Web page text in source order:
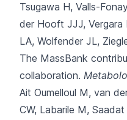
Tsugawa H, Valls-
der Hooft JJJ, Vergara
LA, Wolfender JL,
The MassBank
collaboration.
Ait Oumelloul M, van
CW, Labarile M, Saadat